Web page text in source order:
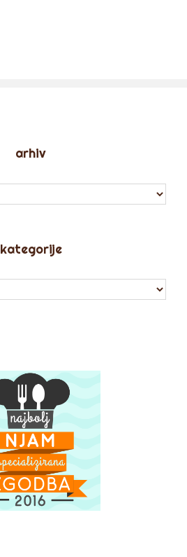
arhiv
kategorije